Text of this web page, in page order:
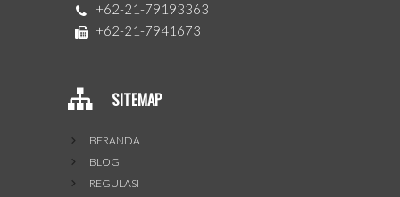
+62-21-79193363
+62-21-7941673
SITEMAP
BERANDA
BLOG
REGULASI